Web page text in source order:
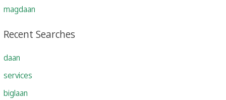
magdaan
Recent Searches
daan
services
biglaan